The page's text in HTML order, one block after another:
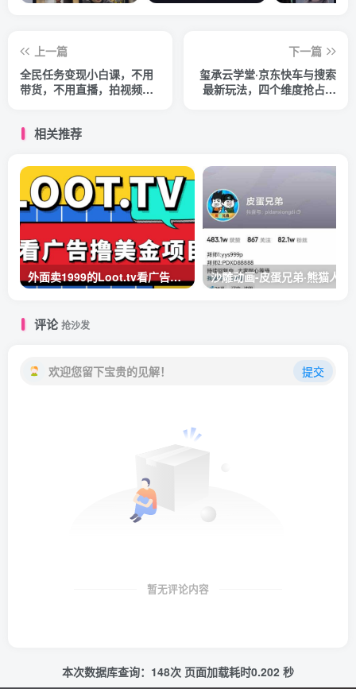
上一篇
全民任务变现小白课，不用
带货，不用直播，拍视频就
下一篇
玺承云学堂·京东快车与搜索
最新玩法，四个维度抢占红
相关推荐
外面卖1999的Loot.tv看广告撸美金项目，号称月入轻松4000【详细教程+上车资源渠道】
评论抢沙发
欢迎您留下宝贵的见解！ 提交
暂无评论内容
本次数据库查询：148次 页面加载耗时0.202 秒